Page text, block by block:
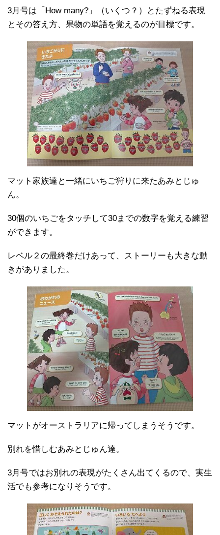
3月号は「How many?」（いくつ？）とたずねる表現
とその答え方、果物の単語を覚えるのが目標です。
マット家族達と一緒にいちご狩りに来たあみとじゅ
ん。
30個のいちごをタッチして30までの数字を覚える練習
ができます。
レベル２の最終巻だけあって、ストーリーも大きな動
きがありました。
マットがオーストラリアに帰ってしまうそうです。
別れを惜しむあみとじゅん達。
3月号ではお別れの表現がたくさん出てくるので、実生
活でも参考になりそうです。